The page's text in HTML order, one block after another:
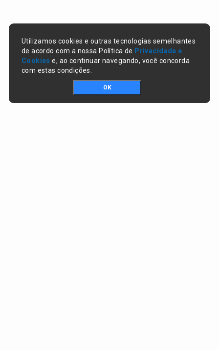
Utilizamos cookies e outras tecnologias semelhantes
de acordo com a nossa Política de Privacidade e
Cookies e, ao continuar navegando, você concorda
com estas condições.
OK